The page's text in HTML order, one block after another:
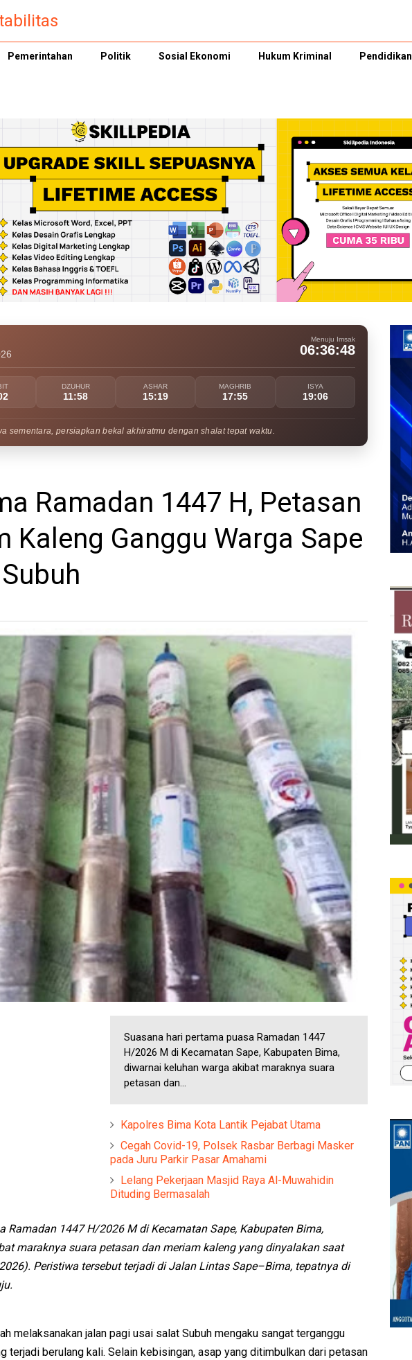
Pemerintahan Politik Sosial Ekonomi Hukum Kriminal Pendidikan
Menuju Imsak
06:36:47
DZUHUR
11:58
ASHAR
15:19
MAGHRIB
17:55
ISYA
19:06
sementara, persiapkan bekal akhiratmu dengan shalat tepat waktu.
Ramadan 1447 H, Petasan
Kaleng Ganggu Warga Sape
Suasana hari pertama puasa Ramadan 1447
H/2026 M di Kecamatan Sape, Kabupaten Bima,
diwarnai keluhan warga akibat maraknya suara
petasan dan...
Kapolres Bima Kota Lantik Pejabat Utama
Cegah Covid-19, Polsek Rasbar Berbagi Masker
pada Juru Parkir Pasar Amahami
Lelang Pekerjaan Masjid Raya Al-Muwahidin
Dituding Bermasalah
Ramadan 1447 H/2026 M di Kecamatan Sape, Kabupaten Bima,
maraknya suara petasan dan meriam kaleng yang dinyalakan saat
Peristiwa tersebut terjadi di Jalan Lintas Sape–Bima, tepatnya di
melaksanakan jalan pagi usai salat Subuh mengaku sangat terganggu
terjadi berulang kali. Selain kebisingan, asap yang ditimbulkan dari petasan